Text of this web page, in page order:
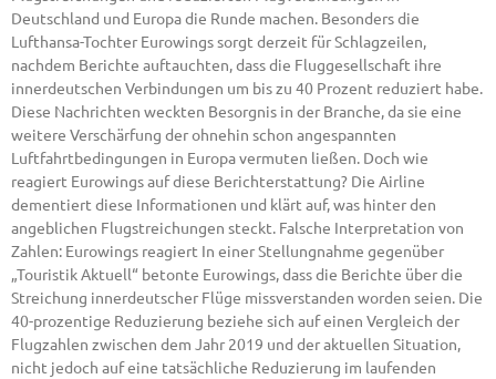
Deutschland und Europa die Runde machen. Besonders die
Lufthansa-Tochter Eurowings sorgt derzeit für Schlagzeilen,
nachdem Berichte auftauchten, dass die Fluggesellschaft ihre
innerdeutschen Verbindungen um bis zu 40 Prozent reduziert habe.
Diese Nachrichten weckten Besorgnis in der Branche, da sie eine
weitere Verschärfung der ohnehin schon angespannten
Luftfahrtbedingungen in Europa vermuten ließen. Doch wie
reagiert Eurowings auf diese Berichterstattung? Die Airline
dementiert diese Informationen und klärt auf, was hinter den
angeblichen Flugstreichungen steckt. Falsche Interpretation von
Zahlen: Eurowings reagiert In einer Stellungnahme gegenüber
„Touristik Aktuell“ betonte Eurowings, dass die Berichte über die
Streichung innerdeutscher Flüge missverstanden worden seien. Die
40-prozentige Reduzierung beziehe sich auf einen Vergleich der
Flugzahlen zwischen dem Jahr 2019 und der aktuellen Situation,
nicht jedoch auf eine tatsächliche Reduzierung im laufenden